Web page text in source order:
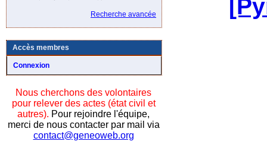
Recherche avancée
Accès membres
Connexion
Nous cherchons des volontaires
pour relever des actes (état civil et
autres). Pour rejoindre l'équipe,
merci de nous contacter par mail via
contact@geneoweb.org